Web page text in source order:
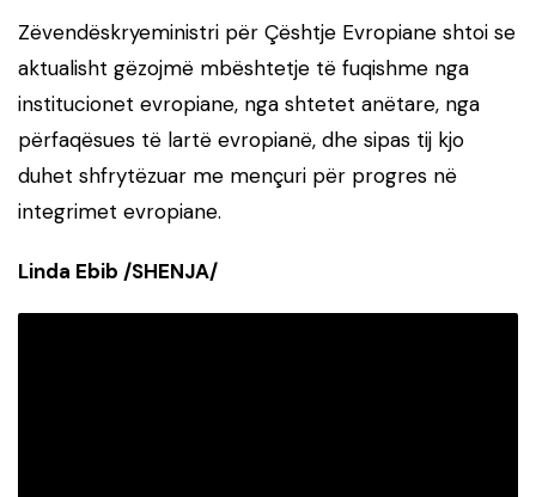
Zëvendëskryeministri për Çështje Evropiane shtoi se
aktualisht gëzojmë mbështetje të fuqishme nga
institucionet evropiane, nga shtetet anëtare, nga
përfaqësues të lartë evropianë, dhe sipas tij kjo
duhet shfrytëzuar me mençuri për progres në
integrimet evropiane.
Linda Ebib /SHENJA/